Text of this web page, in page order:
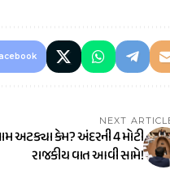
NEXT
અટક્યા કેમ? અંદરની 4 મોટી
રાજકીય વાત આવી સામે!